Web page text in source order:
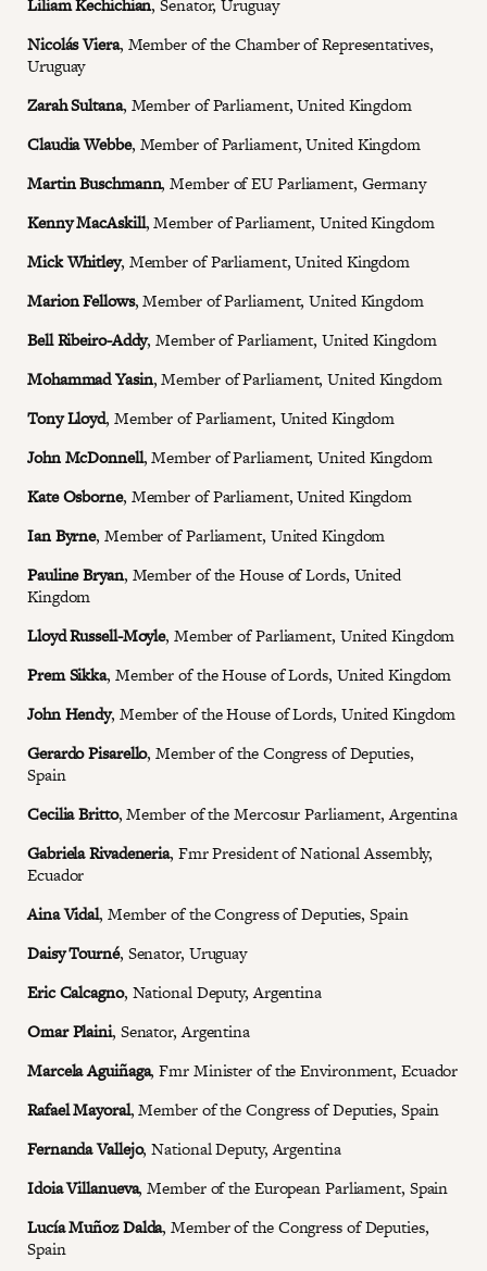
Liliam Kechichian, Senator, Uruguay
Nicolás Viera, Member of the Chamber of Representatives,
Uruguay
Zarah Sultana, Member of Parliament, United Kingdom
Claudia Webbe, Member of Parliament, United Kingdom
Martin Buschmann, Member of EU Parliament, Germany
Kenny MacAskill, Member of Parliament, United Kingdom
Mick Whitley, Member of Parliament, United Kingdom
Marion Fellows, Member of Parliament, United Kingdom
Bell Ribeiro-Addy, Member of Parliament, United Kingdom
Mohammad Yasin, Member of Parliament, United Kingdom
Tony Lloyd, Member of Parliament, United Kingdom
John McDonnell, Member of Parliament, United Kingdom
Kate Osborne, Member of Parliament, United Kingdom
Ian Byrne, Member of Parliament, United Kingdom
Pauline Bryan, Member of the House of Lords, United
Kingdom
Lloyd Russell-Moyle, Member of Parliament, United Kingdom
Prem Sikka, Member of the House of Lords, United Kingdom
John Hendy, Member of the House of Lords, United Kingdom
Gerardo Pisarello, Member of the Congress of Deputies,
Spain
Cecilia Britto, Member of the Mercosur Parliament, Argentina
Gabriela Rivadeneria, Fmr President of National Assembly,
Ecuador
Aina Vidal, Member of the Congress of Deputies, Spain
Daisy Tourné, Senator, Uruguay
Eric Calcagno, National Deputy, Argentina
Omar Plaini, Senator, Argentina
Marcela Aguiñaga, Fmr Minister of the Environment, Ecuador
Rafael Mayoral, Member of the Congress of Deputies, Spain
Fernanda Vallejo, National Deputy, Argentina
Idoia Villanueva, Member of the European Parliament, Spain
Lucía Muñoz Dalda, Member of the Congress of Deputies,
Spain